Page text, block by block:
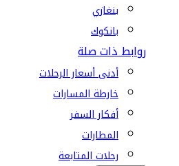
بنغازي
بانكوك
روابط ذات صلة
أدنى أسعار الرحلات
خارطة المسارات
أفكار السفر
المطارات
رحلات المتابعة